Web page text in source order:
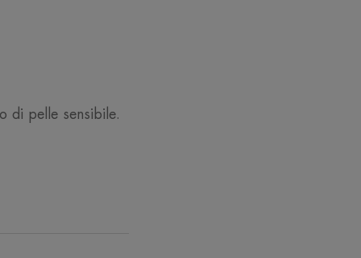
principi attivi
di pelle sensibile.